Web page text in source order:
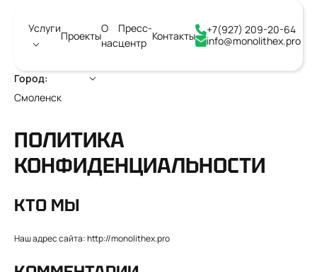
Город:
Смоленск
Услуги
Проекты
О
нас
Пресс-
центр
Контакты
+7(927) 209-20-64
info@monolithex.pro
ПОЛИТИКА
КОНФИДЕНЦИАЛЬНОСТИ
КТО МЫ
Наш адрес сайта: http://monolithex.pro